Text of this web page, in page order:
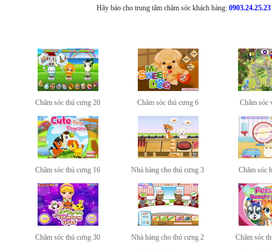
Hãy báo cho trung tâm chăm sóc khách hàng:0903.24.25.23
Chăm sóc thú cưng 20 Chăm sóc thú cưng 6 Chăm sóc
Chăm sóc thú cưng 16 Nhà hàng cho thú cưng 3 Chăm sóc
Chăm sóc thú cưng 30 Nhà hàng cho thú cưng 2 Chăm sóc